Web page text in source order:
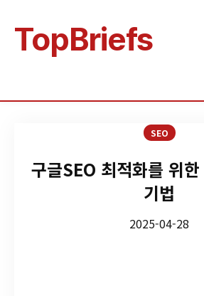
TopBriefs
SEO
구글SEO 최적화를 위
기법
2025-04-28